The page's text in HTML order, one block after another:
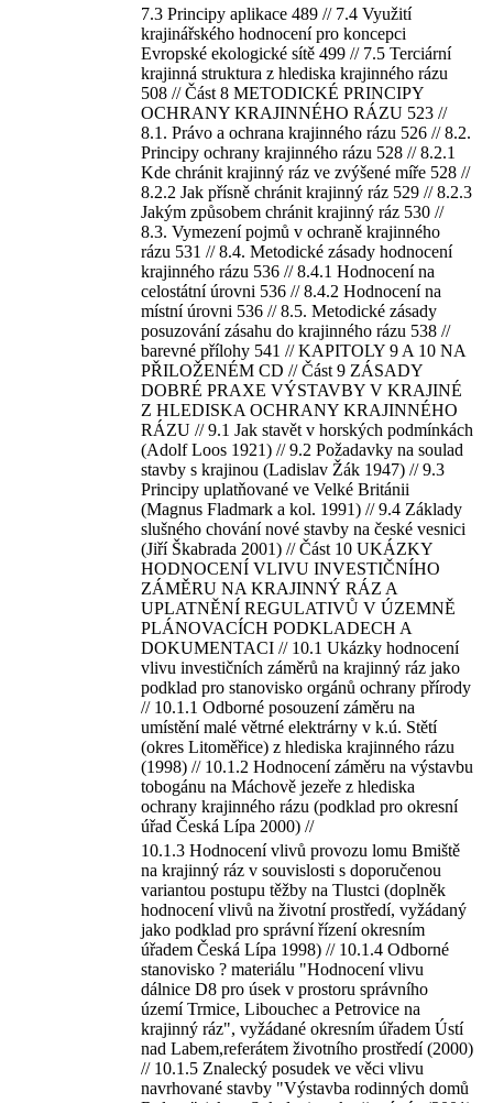
7.3 Principy aplikace 489 // 7.4 Využití
krajinářského hodnocení pro koncepci
Evropské ekologické sítě 499 // 7.5 Terciární
krajinná struktura z hlediska krajinného rázu
508 // Část 8 METODICKÉ PRINCIPY
OCHRANY KRAJINNÉHO RÁZU 523 //
8.1. Právo a ochrana krajinného rázu 526 // 8.2.
Principy ochrany krajinného rázu 528 // 8.2.1
Kde chránit krajinný ráz ve zvýšené míře 528 //
8.2.2 Jak přísně chránit krajinný ráz 529 // 8.2.3
Jakým způsobem chránit krajinný ráz 530 //
8.3. Vymezení pojmů v ochraně krajinného
rázu 531 // 8.4. Metodické zásady hodnocení
krajinného rázu 536 // 8.4.1 Hodnocení na
celostátní úrovni 536 // 8.4.2 Hodnocení na
místní úrovni 536 // 8.5. Metodické zásady
posuzování zásahu do krajinného rázu 538 //
barevné přílohy 541 // KAPITOLY 9 A 10 NA
PŘILOŽENÉM CD // Část 9 ZÁSADY
DOBRÉ PRAXE VÝSTAVBY V KRAJINÉ
Z HLEDISKA OCHRANY KRAJINNÉHO
RÁZU // 9.1 Jak stavět v horských podmínkách
(Adolf Loos 1921) // 9.2 Požadavky na soulad
stavby s krajinou (Ladislav Žák 1947) // 9.3
Principy uplatňované ve Velké Británii
(Magnus Fladmark a kol. 1991) // 9.4 Základy
slušného chování nové stavby na české vesnici
(Jiří Škabrada 2001) // Část 10 UKÁZKY
HODNOCENÍ VLIVU INVESTIČNÍHO
ZÁMĚRU NA KRAJINNÝ RÁZ A
UPLATNĚNÍ REGULATIVŮ V ÚZEMNĚ
PLÁNOVACÍCH PODKLADECH A
DOKUMENTACI // 10.1 Ukázky hodnocení
vlivu investičních záměrů na krajinný ráz jako
podklad pro stanovisko orgánů ochrany přírody
// 10.1.1 Odborné posouzení záměru na
umístění malé větrné elektrárny v k.ú. Stětí
(okres Litoměřice) z hlediska krajinného rázu
(1998) // 10.1.2 Hodnocení záměru na výstavbu
tobogánu na Máchově jezeře z hlediska
ochrany krajinného rázu (podklad pro okresní
úřad Česká Lípa 2000) //
10.1.3 Hodnocení vlivů provozu lomu Bmiště
na krajinný ráz v souvislosti s doporučenou
variantou postupu těžby na Tlustci (doplněk
hodnocení vlivů na životní prostředí, vyžádaný
jako podklad pro správní řízení okresním
úřadem Česká Lípa 1998) // 10.1.4 Odborné
stanovisko ? materiálu "Hodnocení vlivu
dálnice D8 pro úsek v prostoru správního
území Trmice, Libouchec a Petrovice na
krajinný ráz", vyžádané okresním úřadem Ústí
nad Labem,referátem životního prostředí (2000)
// 10.1.5 Znalecký posudek ve věci vlivu
navrhované stavby "Výstavba rodinných domů